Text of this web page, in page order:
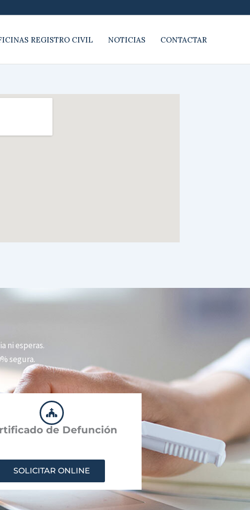
REGISTRO CIVIL NOTICIAS CONTACTAR
ni esperas.
segura.
de Defunción
SOLICITAR ONLINE